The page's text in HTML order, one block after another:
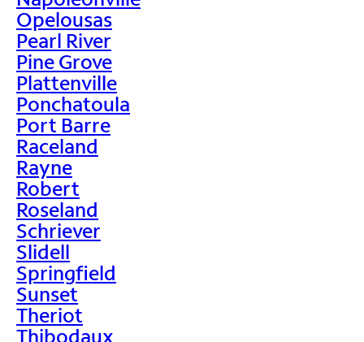
Opelousas
Pearl River
Pine Grove
Plattenville
Ponchatoula
Port Barre
Raceland
Rayne
Robert
Roseland
Schriever
Slidell
Springfield
Sunset
Theriot
Thibodaux